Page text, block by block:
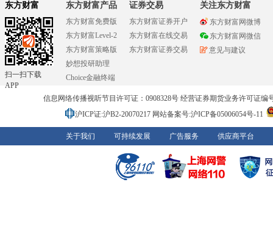
东方财富
扫一扫下载
APP
东方财富产品
东方财富免费版
东方财富Level-2
东方财富策略版
妙想投研助理
Choice金融终端
证券交易
东方财富证券开户
东方财富在线交易
东方财富证券交易
关注东方财富
东方财富网微博
东方财富网微信
意见与建议
信息网络传播视听节目许可证：0908328号 经营证券期货业务许可证编
沪ICP证:沪B2-20070217 网站备案号:沪ICP备05006054号-11
关于我们 可持续发展 广告服务 供应商平台